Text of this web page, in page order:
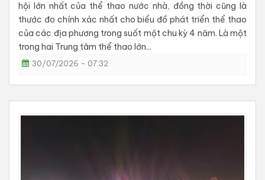
hội lớn nhất của thể thao nước nhà, đồng thời cũng là
thước đo chính xác nhất cho biểu đồ phát triển thể thao
của các địa phương trong suốt một chu kỳ 4 năm. Là một
trong hai Trung tâm thể thao lớn...
30/07/2026 - 07:32